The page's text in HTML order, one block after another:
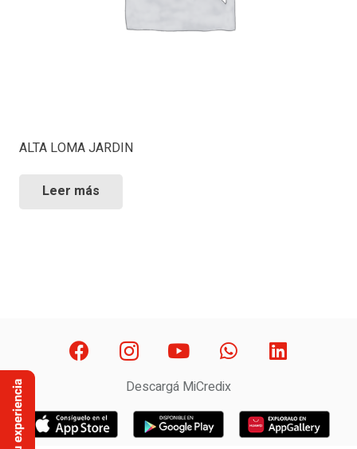
ALTA LOMA JARDIN
Leer más
Descargá MiCredix